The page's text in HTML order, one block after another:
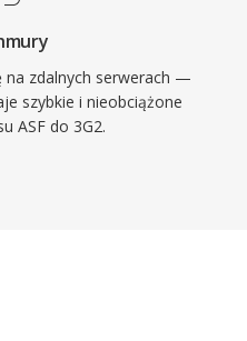
na zdalnych serwerach —
szybkie i nieobciążone
ASF do 3G2.